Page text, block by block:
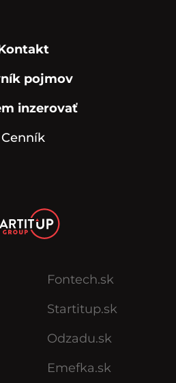
pojmov
inzerovať
Cenník
Fontech.sk
Startitup.sk
Odzadu.sk
Emefka.sk